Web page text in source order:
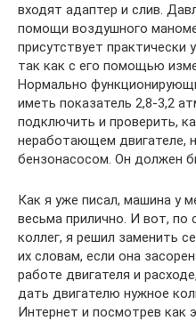
входят адаптер и слив.
помощи воздушного
присутствует
так как с его помощью
Нормально
иметь показатель 2,8-3,2
подключить и проверить,
неработающем двигателе,
бензонасосом. Он должен
Как я уже писал, машина у
весьма прилично. И вот, по
коллег, я решил заменить
их словам, если она
работе двигателя и
дать двигателю нужное
Интернет и посмотрев как